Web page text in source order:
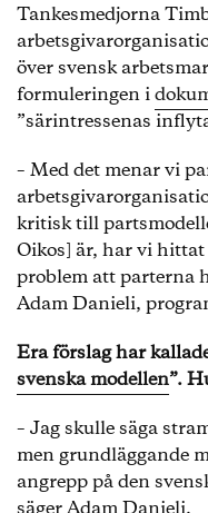
Tankesmedjorna
över svensk
formuleringen i
”särintressenas
– Med det menar vi
kritisk till
Oikos] är, har vi
problem att parterna
Adam Danieli,
Era förslag har
svenska modellen”.
– Jag skulle säga
men grundläggande
angrepp på den